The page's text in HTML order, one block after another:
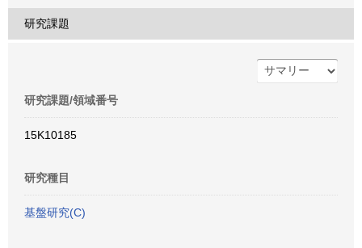
研究課題
研究課題/領域番号
15K10185
研究種目
基盤研究(C)